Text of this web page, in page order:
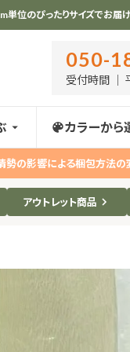
位のぴったりサイズでお届け
050-
受付時間 ｜
カラーから
勢の影響による梱包方法の
アウトレット商品